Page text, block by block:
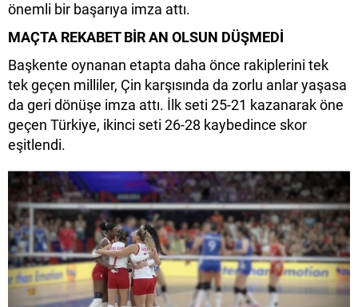
önemli bir başarıya imza attı.
MAÇTA REKABET BİR AN OLSUN DÜŞMEDİ
Başkente oynanan etapta daha önce rakiplerini tek
tek geçen milliler, Çin karşısında da zorlu anlar yaşasa
da geri dönüşe imza attı. İlk seti 25-21 kazanarak öne
geçen Türkiye, ikinci seti 26-28 kaybedince skor
eşitlendi.